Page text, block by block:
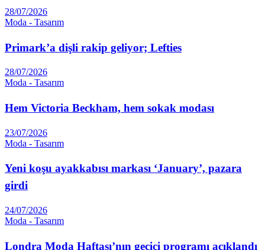
28/07/2026
Moda - Tasarım
Primark’a dişli rakip geliyor; Lefties
28/07/2026
Moda - Tasarım
Hem Victoria Beckham, hem sokak modası
23/07/2026
Moda - Tasarım
Yeni koşu ayakkabısı markası ‘January’, pazara
girdi
24/07/2026
Moda - Tasarım
Londra Moda Haftası’nın geçici programı açıklandı